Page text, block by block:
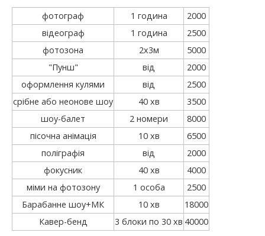
фотограф 1 година
2000
відеограф
1 година
2500
фотозона
2х3м
5000
"Пунш"
від
2000
оформлення кулями
від
2500
срібне або неонове шоу
40 хв
3500
шоу-балет
2 номери
8000
пісочна анімація
10 хв
6500
поліграфія
від
2000
фокусник
40 хв
4000
міми на фотозону
1 особа
2500
Барабанне шоу+МК
10 хв
18000
Кавер-бенд
3 блоки по 30 хв 40000